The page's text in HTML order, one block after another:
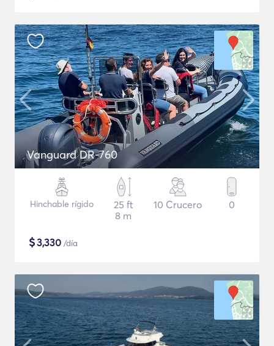
Vanguard DR-760
Hinchable rígido
25 ft
8 m
10 Crucero 0
$3,330 /día